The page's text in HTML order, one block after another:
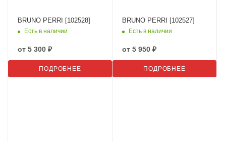
BRUNO PERRI [102528]
Есть в наличии
от 5 300 ₽
ПОДРОБНЕЕ
BRUNO PERRI [102527]
Есть в наличии
от 5 950 ₽
ПОДРОБНЕЕ